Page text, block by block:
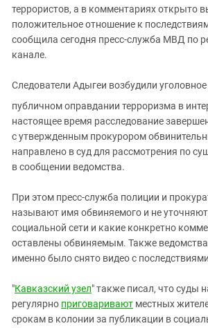
Южный Кавказ
ЮФО
террористов, а в комментариях открыто
положительное отношение к
сообщила сегодня пресс-служба МВД по
канале.
Следователи Адыгеи возбудили уголовное
публичном оправдании терроризма в
настоящее время расследование
с утвержденным прокурором
направлено в суд для рассмотрения по
в сообщении ведомства.
При этом пресс-служба полиции и
называют имя обвиняемого и не
социальной сети и какие конкретно
оставлены обвиняемым. Также ведомства
именно было снято видео с
"Кавказский узел" также писал, что суды
регулярно приговаривают местных
срокам в колонии за публикации в